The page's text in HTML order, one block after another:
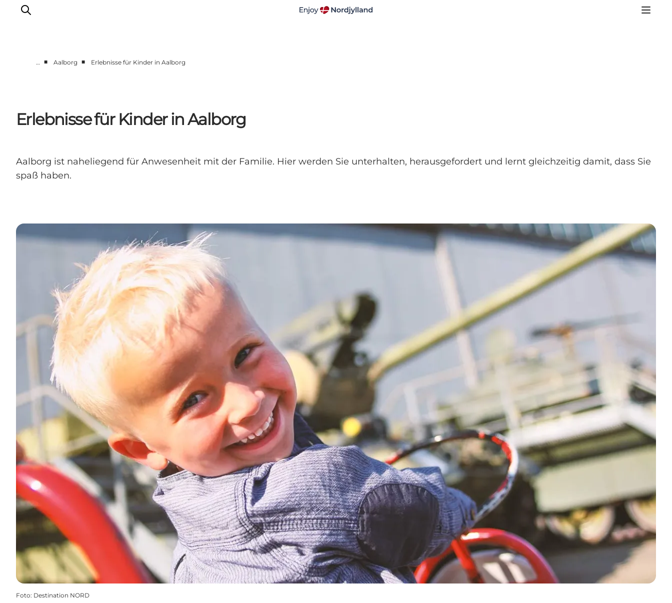
Kattegat
Aalborg
… ■ Aalborg ■ Erlebnisse für Kinder in Aalborg
Erlebnisse für Kinder in Aalborg
Aalborg ist naheliegend für Anwesenheit mit der Familie. Hier werden Sie unterhalten, herausgefordert und lernt gleichzeitig damit, dass Sie
spaß haben.
Foto: Destination NORD